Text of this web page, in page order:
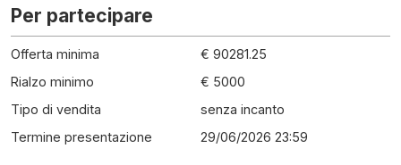
Per partecipare
Offerta minima
€ 90281.25
Rialzo minimo
€ 5000
Tipo di vendita
senza incanto
Termine presentazione
29/06/2026 23:59